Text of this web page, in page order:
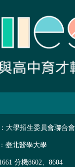
大學招生委員會聯合會
臺北醫學大學
分機8602、8604